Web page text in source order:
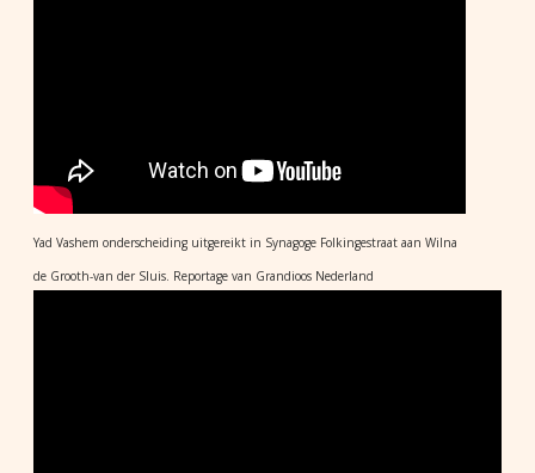
Yad Vashem onderscheiding uitgereikt in Synagoge Folkingestraat aan Wilna
de Grooth-van der Sluis. Reportage van Grandioos Nederland